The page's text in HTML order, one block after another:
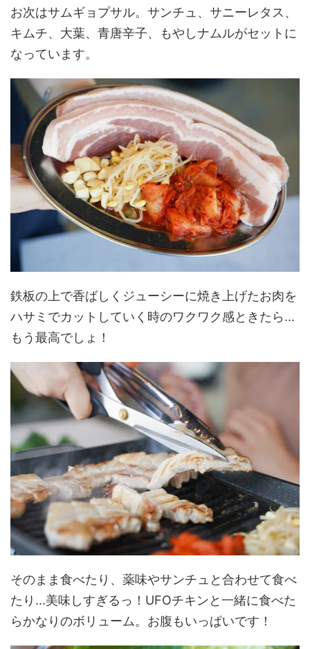
お次はサムギョプサル。サンチュ、サニーレタス、
キムチ、大葉、青唐辛子、もやしナムルがセットに
なっています。
鉄板の上で香ばしくジューシーに焼き上げたお肉を
ハサミでカットしていく時のワクワク感ときたら...
もう最高でしょ！
そのまま食べたり、薬味やサンチュと合わせて食べ
たり...美味しすぎるっ！UFOチキンと一緒に食べた
らかなりのボリューム。お腹もいっぱいです！